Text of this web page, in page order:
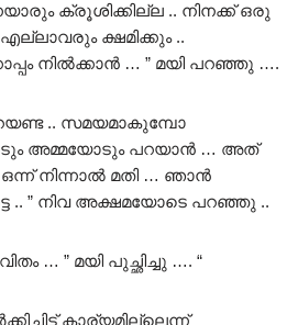
ക്രൂശിക്കില്ല .. നിനക്ക് ഒരു
എല്ലാവരും ക്ഷമിക്കും ..
നിൽക്കാൻ … ” മയി പറഞ്ഞു ….
പറയണ്ട .. സമയമാകുമ്പോ
അമ്മയോടും പറയാൻ … അത്
ഒന്ന് നിന്നാൽ മതി … ഞാൻ
.. ” നിവ അക്ഷമയോടെ പറഞ്ഞു ..
… ” മയി പുച്ഛിച്ചു …. “
കാര്യമില്ലെന്ന്